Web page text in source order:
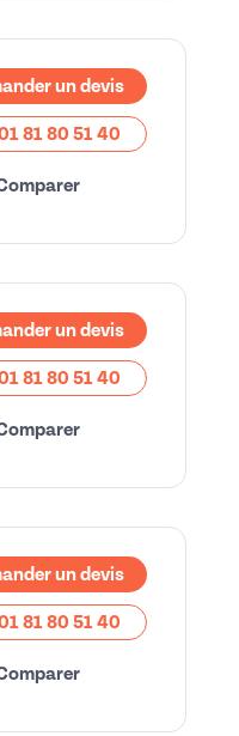
un devis
81 80 51 40
un devis
81 80 51 40
un devis
81 80 51 40